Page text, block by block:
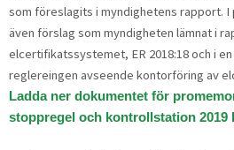
som föreslagits i myndighetens rapport. I
även förslag som myndigheten lämnat i
elcertifikatssystemet, ER 2018:18 och i
reglereingen avseende kontorföring av
Ladda ner dokumentet för
stoppregel och kontrollstation 2019